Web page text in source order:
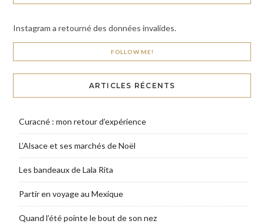
Instagram a retourné des données invalides.
FOLLOW ME!
ARTICLES RÉCENTS
Curacné : mon retour d’expérience
L’Alsace et ses marchés de Noël
Les bandeaux de Lala Rita
Partir en voyage au Mexique
Quand l’été pointe le bout de son nez